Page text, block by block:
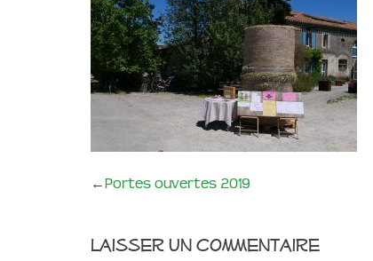
←Portes ouvertes 2019
Laisser un commentaire